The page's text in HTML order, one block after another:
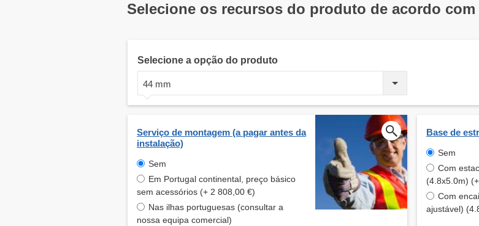
Selecione os recursos do produto de acordo
Selecione a opção do produto
44 mm
Serviço de montagem (a pagar antes da
instalação)
Sem
Em Portugal continental, preço básico
sem acessórios (+ 2 808,00 €)
Nas ilhas portuguesas (consultar a
nossa equipa comercial)
Base de
Sem
Com
(4.8x5.0m)
Com
ajustável)